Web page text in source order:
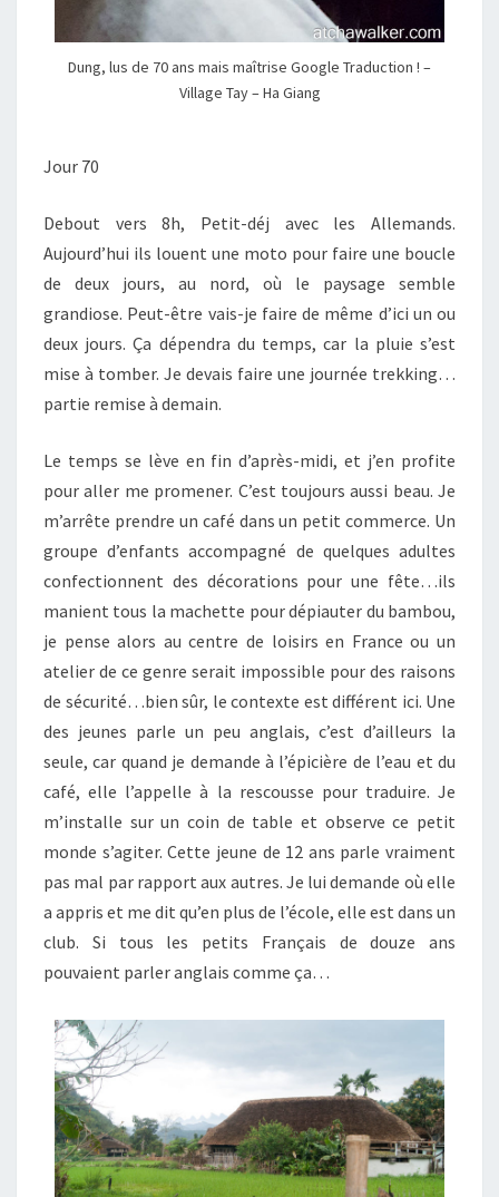
Dung, lus de 70 ans mais maîtrise Google Traduction ! –
Village Tay – Ha Giang
Jour 70
Debout vers 8h, Petit-déj avec les Allemands.
Aujourd’hui ils louent une moto pour faire une boucle
de deux jours, au nord, où le paysage semble
grandiose. Peut-être vais-je faire de même d’ici un ou
deux jours. Ça dépendra du temps, car la pluie s’est
mise à tomber. Je devais faire une journée trekking…
partie remise à demain.
Le temps se lève en fin d’après-midi, et j’en profite
pour aller me promener. C’est toujours aussi beau. Je
m’arrête prendre un café dans un petit commerce. Un
groupe d’enfants accompagné de quelques adultes
confectionnent des décorations pour une fête…ils
manient tous la machette pour dépiauter du bambou,
je pense alors au centre de loisirs en France ou un
atelier de ce genre serait impossible pour des raisons
de sécurité…bien sûr, le contexte est différent ici. Une
des jeunes parle un peu anglais, c’est d’ailleurs la
seule, car quand je demande à l’épicière de l’eau et du
café, elle l’appelle à la rescousse pour traduire. Je
m’installe sur un coin de table et observe ce petit
monde s’agiter. Cette jeune de 12 ans parle vraiment
pas mal par rapport aux autres. Je lui demande où elle
a appris et me dit qu’en plus de l’école, elle est dans un
club. Si tous les petits Français de douze ans
pouvaient parler anglais comme ça…